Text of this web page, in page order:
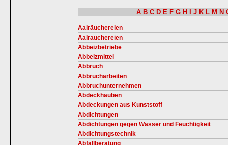
A B C D E F G H J K L M N
Aalräuchereien
Aalräuchereien
Abbeizbetriebe
Abbeizmittel
Abbruch
Abbrucharbeiten
Abbruchunternehmen
Abdeckhauben
Abdeckungen aus Kunststoff
Abdichtungen
Abdichtungen gegen Wasser und Feuchtigkeit
Abdichtungstechnik
Abfallberatung